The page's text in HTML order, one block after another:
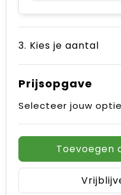
3. Kies je aantal
Prijsopgave
Selecteer jouw
Toevoegen